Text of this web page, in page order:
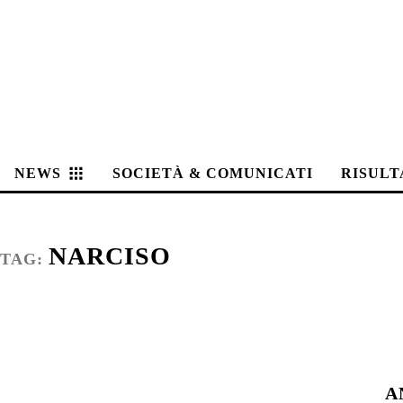
NEWS SOCIETÀ & COMUNICATI
TAG: NARCISO